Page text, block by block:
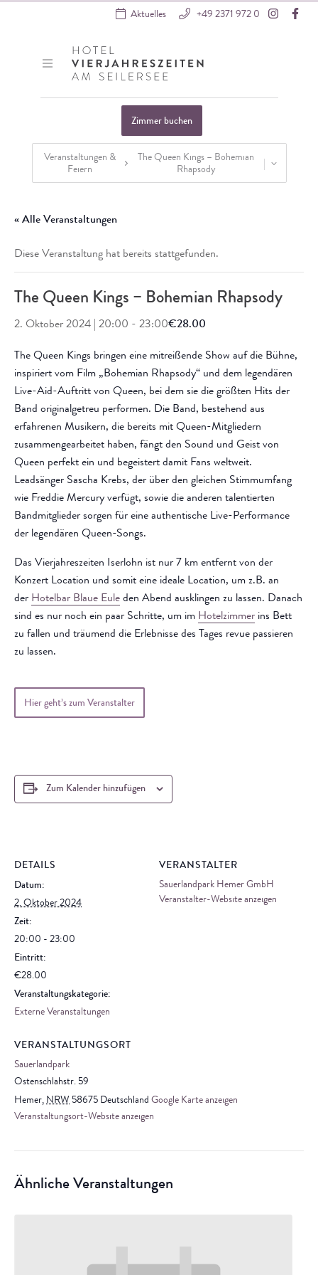
Aktuelles +49 2371 972 0
Hotel VierJahreszeiten
Zimmer buchen
Veranstaltungen &
Feiern
The Queen Kings – Bohemian
Rhapsody
« Alle Veranstaltungen
Diese Veranstaltung hat bereits stattgefunden.
The Queen Kings – Bohemian Rhapsody
2. Oktober 2024 | 20:00 - 23:00€28.00
The Queen Kings bringen eine mitreißende Show auf die Bühne,
inspiriert vom Film „Bohemian Rhapsody“ und dem legendären
Live-Aid-Auftritt von Queen, bei dem sie die größten Hits der
Band originalgetreu performen. Die Band, bestehend aus
erfahrenen Musikern, die bereits mit Queen-Mitgliedern
zusammengearbeitet haben, fängt den Sound und Geist von
Queen perfekt ein und begeistert damit Fans weltweit.
Leadsänger Sascha Krebs, der über den gleichen Stimmumfang
wie Freddie Mercury verfügt, sowie die anderen talentierten
Bandmitglieder sorgen für eine authentische Live-Performance
der legendären Queen-Songs.
Das Vierjahreszeiten Iserlohn ist nur 7 km entfernt von der
Konzert Location und somit eine ideale Location, um z.B. an
der Hotelbar Blaue Eule den Abend ausklingen zu lassen. Danach
sind es nur noch ein paar Schritte, um im Hotelzimmer ins Bett
zu fallen und träumend die Erlebnisse des Tages revue passieren
zu lassen.
Hier geht’s zum Veranstalter
Zum Kalender hinzufügen
DETAILS
Datum:
2. Oktober 2024
Zeit:
20:00 - 23:00
Eintritt:
€28.00
Veranstaltungskategorie:
Externe Veranstaltungen
VERANSTALTUNGSORT
Sauerlandpark
Ostenschlahstr. 59
Hemer, NRW 58675 Deutschland Google Karte anzeigen
Veranstaltungsort-Website anzeigen
VERANSTALTER
Sauerlandpark Hemer GmbH
Veranstalter-Website anzeigen
Ähnliche Veranstaltungen